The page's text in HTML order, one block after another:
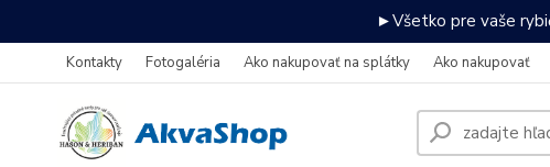
►Všetko pre vaše
Kontakty Fotogaléria Ako nakupovať na splátky Ako nakupovať